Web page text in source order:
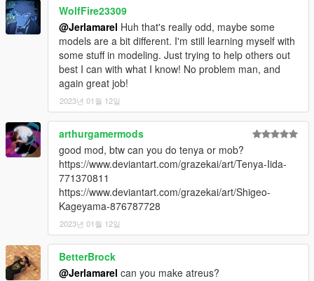
WolfFire23309
@Jerlamarel Huh that's really odd, maybe some
models are a bit different. I'm still learning myself with
some stuff in modeling. Just trying to help others out
best I can with what I know! No problem man, and
again great job!
2023년 01월 12일
arthurgamermods
good mod, btw can you do tenya or mob?
https://www.deviantart.com/grazekai/art/Tenya-Iida-
771370811
https://www.deviantart.com/grazekai/art/Shigeo-
Kageyama-876787728
2023년 01월 12일
BetterBrock
@Jerlamarel can you make atreus?